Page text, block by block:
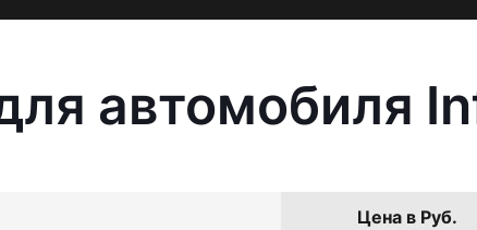
автомобиля
Цена в Руб.